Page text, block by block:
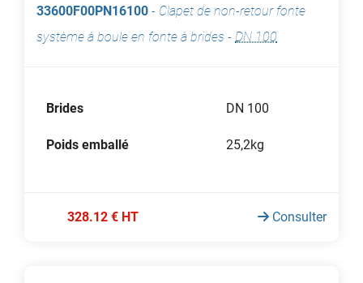
33600F00PN16100 - Clapet de non-retour fonte
système à boule en fonte à brides - DN 100
Brides DN 100
Poids emballé 25,2kg
328.12 € HT Consulter